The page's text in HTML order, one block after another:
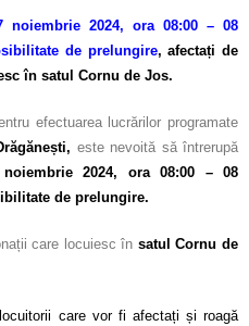
noiembrie 2024, ora 08:00 – 08
de prelungire,afectați de
în satul Cornu de Jos.
efectuarea lucrărilor programate
este nevoită să întrerupă
2024, ora 08:00 – 08
de prelungire.
care locuiesc în satul Cornu de
care vor fi afectați și roagă